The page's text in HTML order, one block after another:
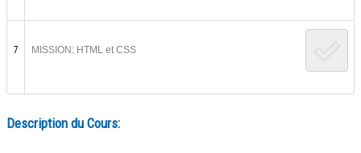
7 MISSION: HTML et CSS
Description du Cours: